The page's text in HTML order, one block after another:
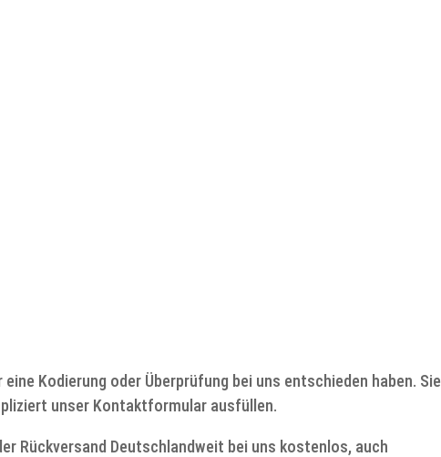
Kodierung oder Überprüfung bei uns entschieden haben. Sie
unser Kontaktformular ausfüllen.
Rückversand Deutschlandweit bei uns kostenlos, auch